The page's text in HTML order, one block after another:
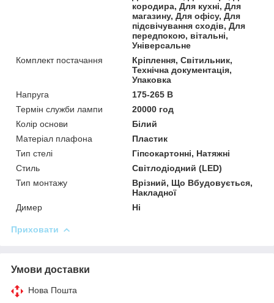
кородира, Для кухні, Для
магазину, Для офісу, Для
підсвічування сходів, Для
передпокою, вітальні,
Універсальне
Комплект постачання
Кріплення, Світильник,
Технічна документація,
Упаковка
Напруга
175-265 В
Термін служби лампи
20000 год
Колір основи
Білий
Матеріал плафона
Пластик
Тип стелі
Гіпсокартонні, Натяжні
Стиль
Світлодіодний (LED)
Тип монтажу
Врізний, Що Вбудовується,
Накладної
Димер
Ні
Приховати
Умови доставки
Нова Пошта